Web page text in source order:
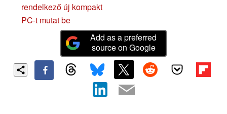
rendelkező új kompakt
PC-t mutat be
Add as a preferred
source on Google